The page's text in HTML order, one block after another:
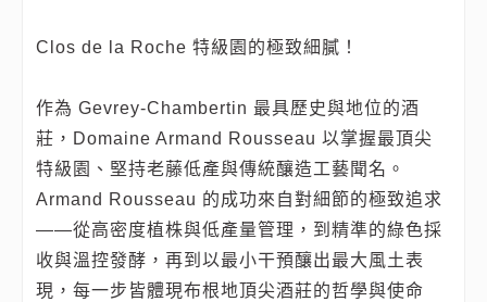
Clos de la Roche 特級園的極致細膩！
作為 Gevrey-Chambertin 最具歷史與地位的酒
莊，Domaine Armand Rousseau 以掌握最頂尖
特級園、堅持老藤低產與傳統釀造工藝聞名。
Armand Rousseau 的成功來自對細節的極致追求
——從高密度植株與低產量管理，到精準的綠色採
收與溫控發酵，再到以最小干預釀出最大風土表
現，每一步皆體現布根地頂尖酒莊的哲學與使命